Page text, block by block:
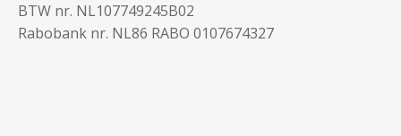
BTW nr. NL107749245B02
Rabobank nr. NL86 RABO 0107674327